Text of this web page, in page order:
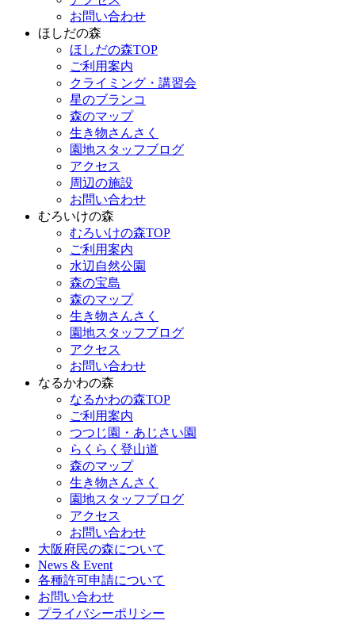
お問い合わせ
ほしだの森
ほしだの森TOP
ご利用案内
クライミング・講習会
星のブランコ
森のマップ
生き物さんさく
園地スタッフブログ
アクセス
周辺の施設
お問い合わせ
むろいけの森
むろいけの森TOP
ご利用案内
水辺自然公園
森の宝島
森のマップ
生き物さんさく
園地スタッフブログ
アクセス
お問い合わせ
なるかわの森
なるかわの森TOP
ご利用案内
つつじ園・あじさい園
らくらく登山道
森のマップ
生き物さんさく
園地スタッフブログ
アクセス
お問い合わせ
大阪府民の森について
News & Event
各種許可申請について
お問い合わせ
プライバシーポリシー